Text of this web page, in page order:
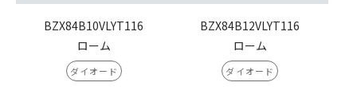
BZX84B10VLYT116
ローム
ダイオード
BZX84B12VLYT116
ローム
ダイオード